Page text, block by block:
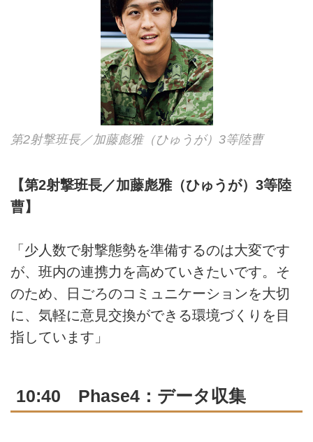
第2射撃班長／加藤彪雅（ひゅうが）3等陸曹
【第2射撃班長／加藤彪雅（ひゅうが）3等陸
曹】
「少人数で射撃態勢を準備するのは大変です
が、班内の連携力を高めていきたいです。そ
のため、日ごろのコミュニケーションを大切
に、気軽に意見交換ができる環境づくりを目
指しています」
10:40 Phase4：データ収集